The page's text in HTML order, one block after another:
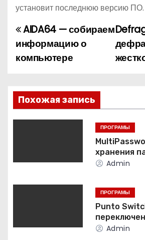
установит последнюю версию ПО.
Н
а
и
г
ц
и
п
AIDA64 — собираем
информацию о
компьютере
Похожая запись
ПРОГРАМЫ
хранения
Admin
ПРОГРАМЫ
Punto
Admin